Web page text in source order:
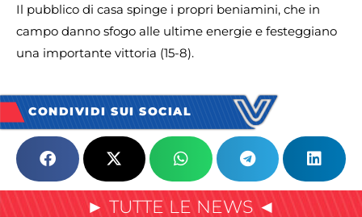
Il pubblico di casa spinge i propri beniamini, che in
campo danno sfogo alle ultime energie e festeggiano
una importante vittoria (15-8).
CONDIVIDI SUI SOCIAL
► TUTTE LE NEWS ◄